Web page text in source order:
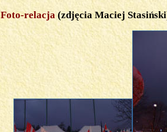
Foto-relacja(zdjęcia Maciej